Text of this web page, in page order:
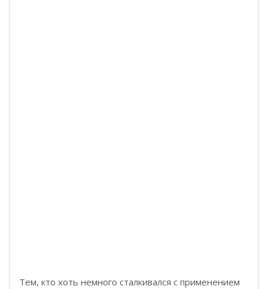
Тем, кто хоть немного сталкивался с применением